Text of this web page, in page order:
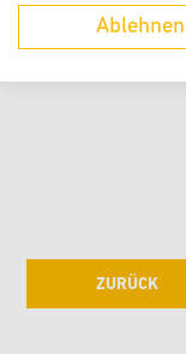
ZURÜCK
Ablehnen